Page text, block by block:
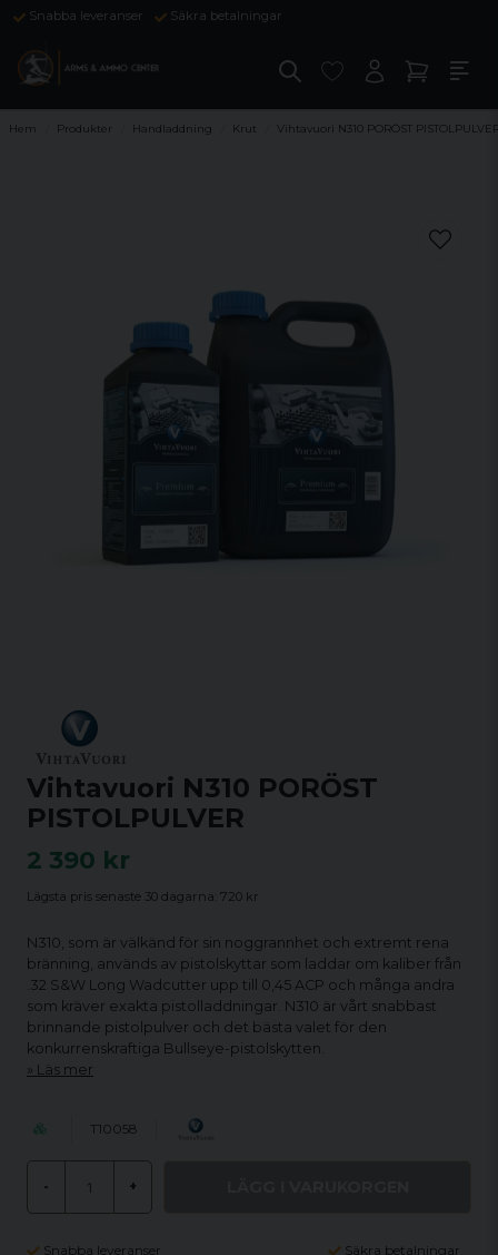
Snabba leveranser Säkra betalningar
Hem Produkter Handladdning Krut Vihtavuori N310 PORÖST
Vihtavuori N310 PORÖST
PISTOLPULVER
2 390 kr
Lägsta pris senaste 30 dagarna: 720 kr
N310, som är välkänd för sin noggrannhet och extremt rena
bränning, används av pistolskyttar som laddar om kaliber från
.32 S&W Long Wadcutter upp till 0,45 ACP och många andra
som kräver exakta pistolladdningar. N310 är vårt snabbast
brinnande pistolpulver och det bästa valet för den
konkurrenskraftiga Bullseye-pistolskytten.
Läs mer
T10058
- +
Snabba leveranser Säkra betalningar